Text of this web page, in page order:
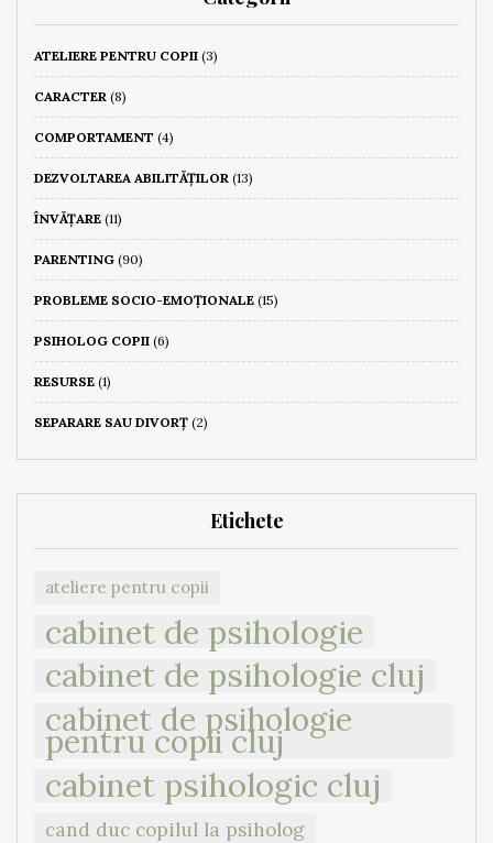
ATELIERE PENTRU COPII (3)
CARACTER (8)
COMPORTAMENT (4)
DEZVOLTAREA ABILITĂȚILOR (13)
ÎNVĂȚARE (11)
PARENTING (90)
PROBLEME SOCIO-EMOȚIONALE (15)
PSIHOLOG COPII (6)
RESURSE (1)
SEPARARE SAU DIVORȚ (2)
Etichete
ateliere pentru copii
cabinet de psihologie
cabinet de psihologie cluj
cabinet de psihologie
pentru copii cluj
cabinet psihologic cluj
cand duc copilul la psiholog